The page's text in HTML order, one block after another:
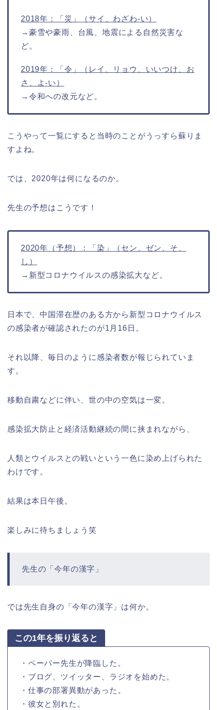
2018年：「災」（サイ、わざわ-い）
→豪雪や豪雨、台風、地震による自然災害な
ど。
2019年：「令」（レイ、リョウ、いいつけ、お
さ、よ-い）
→令和への改元など。
こうやって一覧にすると当時のことがうっすら蘇りま
すよね。
では、2020年は何になるのか。
先生の予想はこうです！
2020年（予想）：「染」（セン、ゼン、そ、
し）
→新型コロナウイルスの感染拡大など。
日本で、中国滞在歴のある方から新型コロナウイルス
の感染者が確認されたのが1月16日。
それ以降、毎日のように感染者数が報じられていま
す。
移動自粛などに伴い、世の中の空気は一変。
感染拡大防止と経済活動継続の間に挟まれながら、
人類とウイルスとの戦いという一色に染め上げられた
わけです。
結果は本日午後。
楽しみに待ちましょう笑
先生の「今年の漢字」
では先生自身の「今年の漢字」は何か。
この1年を振り返ると
・ペーパー先生が降臨した。
・ブログ、ツイッター、ラジオを始めた。
・仕事の部署異動があった。
・彼女と別れた。